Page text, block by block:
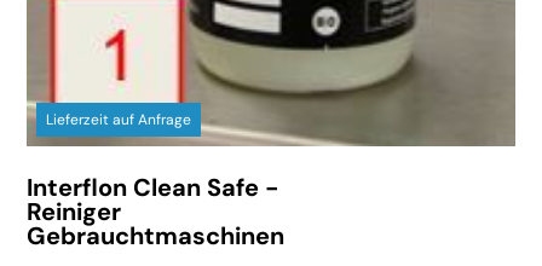
Lieferzeit auf Anfrage
Interflon Clean Safe -
Reiniger
Gebrauchtmaschinen